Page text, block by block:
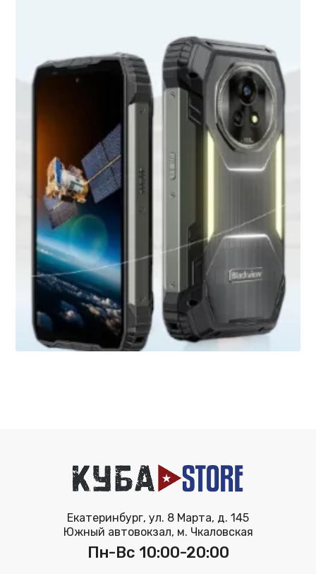
Екатеринбург, ул. 8 Марта, д. 145
Южный автовокзал, м. Чкаловская
Пн-Вс 10:00-20:00